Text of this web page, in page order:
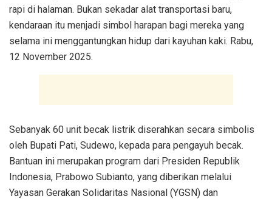
rapi di halaman. Bukan sekadar alat transportasi baru,
kendaraan itu menjadi simbol harapan bagi mereka yang
selama ini menggantungkan hidup dari kayuhan kaki. Rabu,
12 November 2025.
Sebanyak 60 unit becak listrik diserahkan secara simbolis
oleh Bupati Pati, Sudewo, kepada para pengayuh becak.
Bantuan ini merupakan program dari Presiden Republik
Indonesia, Prabowo Subianto, yang diberikan melalui
Yayasan Gerakan Solidaritas Nasional (YGSN) dan